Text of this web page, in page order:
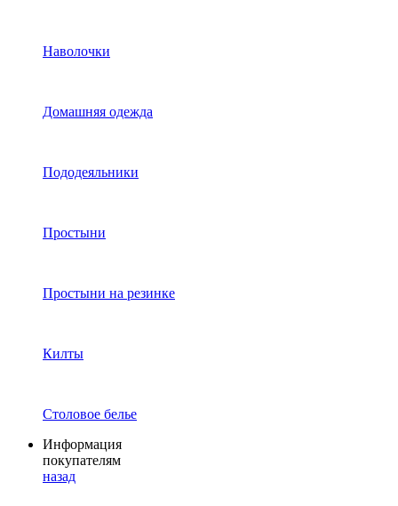
Наволочки
Домашняя одежда
Пододеяльники
Простыни
Простыни на резинке
Килты
Столовое белье
Информация
покупателям
назад